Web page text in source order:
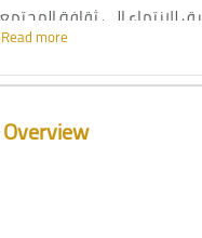
للانتماء الى ثقافة المحتمع
ليكون قادرا على
تنمية ذاته
Read more
Course Overview
Overview